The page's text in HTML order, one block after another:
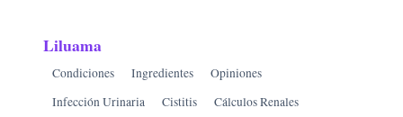
Liluama
Condiciones Ingredientes
Opiniones
Infección Urinaria
Cistitis
Cálculos Renales